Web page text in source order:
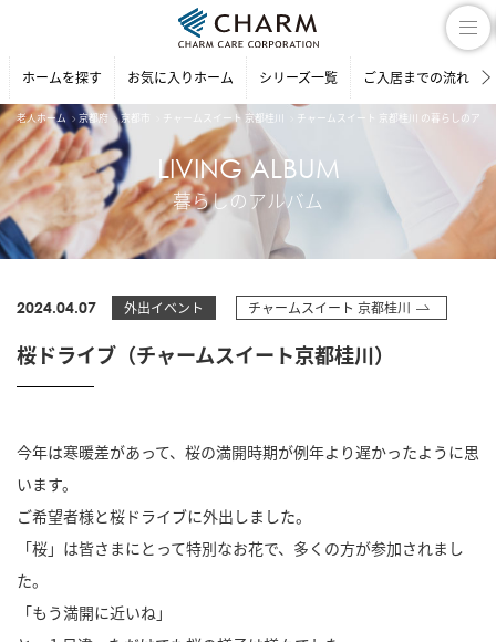
ホームを探す お気に入りホーム シリーズ一覧 ご入居までの流れ
老人ホーム 京都府 京都市 チャームスイート 京都桂川 チャームスイート 京都桂川 の暮らしのアル
LIVING ALBUM
暮らしのアルバム
2024.04.07 外出イベント チャームスイート 京都桂川
桜ドライブ（チャームスイート京都桂川）
今年は寒暖差があって、桜の満開時期が例年より遅かったように思
います。
ご希望者様と桜ドライブに外出しました。
「桜」は皆さまにとって特別なお花で、多くの方が参加されまし
た。
「もう満開に近いね」